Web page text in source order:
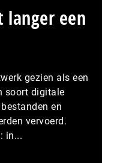
een
gezien als een
soort digitale
en
vervoerd.
in...